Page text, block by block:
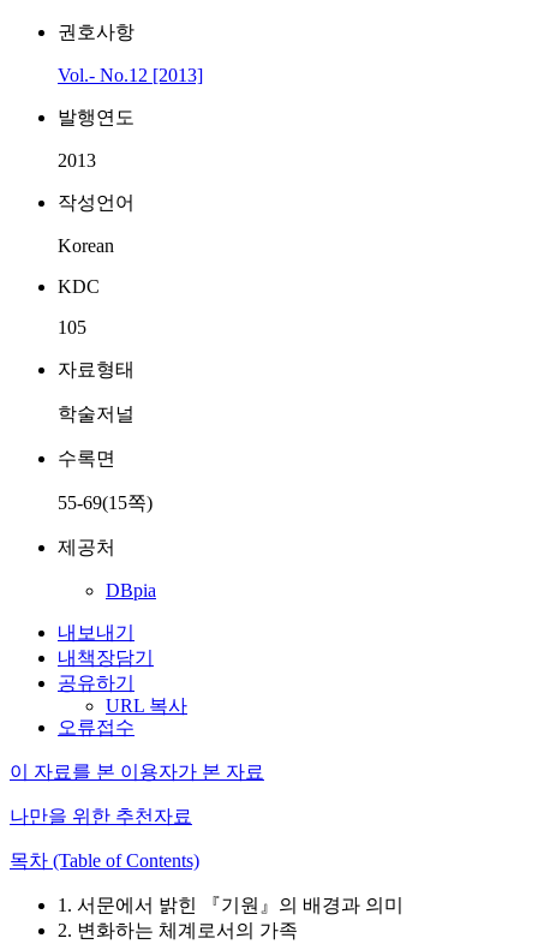
권호사항
Vol.- No.12 [2013]
발행연도
2013
작성언어
Korean
KDC
105
자료형태
학술저널
수록면
55-69(15쪽)
제공처
DBpia
내보내기
내책장담기
공유하기
URL 복사
오류접수
이 자료를 본 이용자가 본 자료
나만을 위한 추천자료
목차 (Table of Contents)
1. 서문에서 밝힌 『기원』의 배경과 의미
2. 변화하는 체계로서의 가족